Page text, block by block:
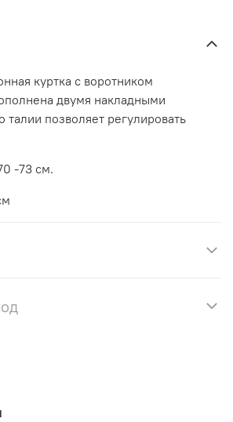
куртка с воротником
двумя накладными
позволяет регулировать
-73 см.